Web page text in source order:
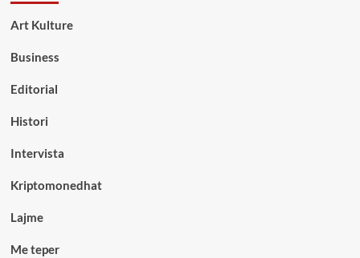
Art Kulture
Business
Editorial
Histori
Intervista
Kriptomonedhat
Lajme
Me teper